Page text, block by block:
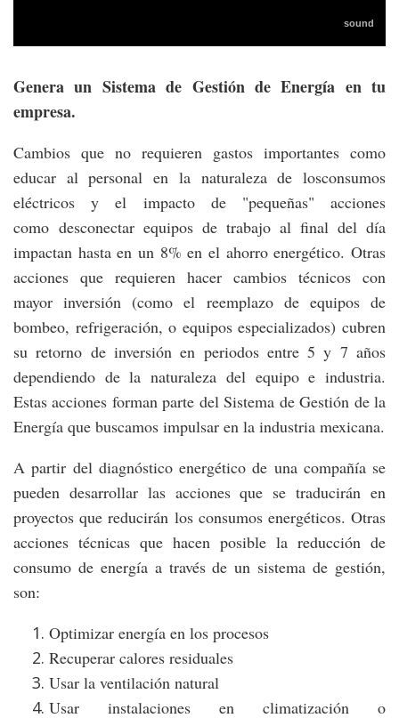
Genera un Sistema de Gestión de Energía en tu
empresa.
Cambios que no requieren gastos importantes como
educar al personal en la naturaleza de losconsumos
eléctricos y el impacto de "pequeñas" acciones
como desconectar equipos de trabajo al final del día
impactan hasta en un 8% en el ahorro energético. Otras
acciones que requieren hacer cambios técnicos con
mayor inversión (como el reemplazo de equipos de
bombeo, refrigeración, o equipos especializados) cubren
su retorno de inversión en periodos entre 5 y 7 años
dependiendo de la naturaleza del equipo e industria.
Estas acciones forman parte del Sistema de Gestión de la
Energía que buscamos impulsar en la industria mexicana.
A partir del diagnóstico energético de una compañía se
pueden desarrollar las acciones que se traducirán en
proyectos que reducirán los consumos energéticos. Otras
acciones técnicas que hacen posible la reducción de
consumo de energía a través de un sistema de gestión,
son:
Optimizar energía en los procesos
Recuperar calores residuales
Usar la ventilación natural
Usar instalaciones en climatización o